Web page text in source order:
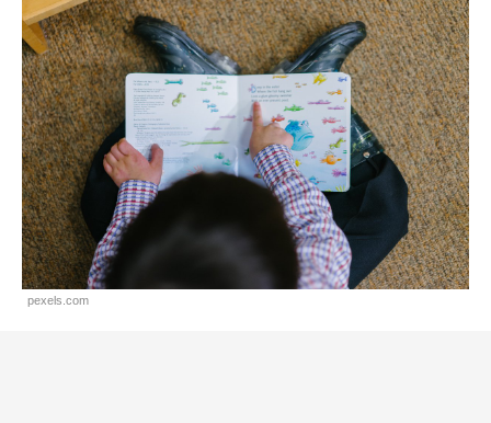
pexels.com